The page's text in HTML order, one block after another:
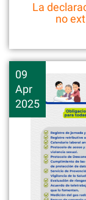
La
no
09
Apr
2025